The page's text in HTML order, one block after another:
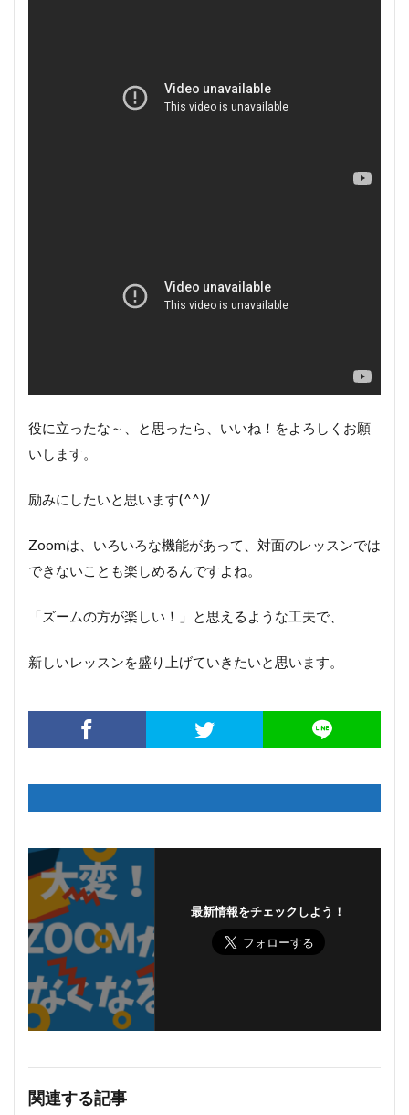
役に立ったな～、と思ったら、いいね！をよろしくお願
いします。
励みにしたいと思います(^^)/
Zoomは、いろいろな機能があって、対面のレッスンでは
できないことも楽しめるんですよね。
「ズームの方が楽しい！」と思えるような工夫で、
新しいレッスンを盛り上げていきたいと思います。
最新情報をチェックしよう！
関連する記事